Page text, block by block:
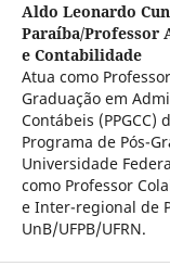
Aldo Leonardo
Paraíba/Professor
e Contabilidade
Atua como
Graduação em
Contábeis
Programa de Pós-
Universidade
como Professor
e Inter-regional de
UnB/UFPB/UFRN.